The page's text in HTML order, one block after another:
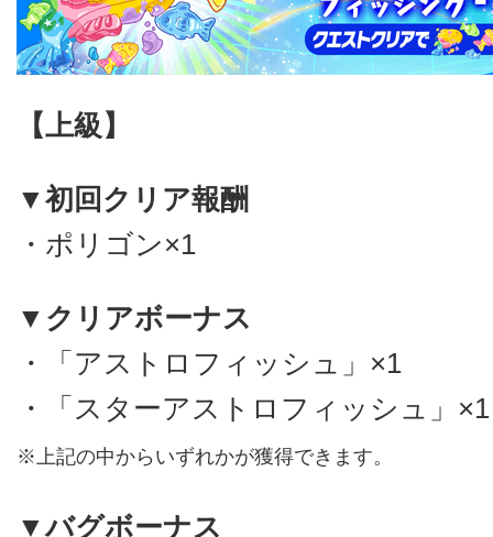
【上級】
▼初回クリア報酬
・ポリゴン×1
▼クリアボーナス
・「アストロフィッシュ」×1
・「スターアストロフィッシュ」×1
※上記の中からいずれかが獲得できます。
▼バグボーナス